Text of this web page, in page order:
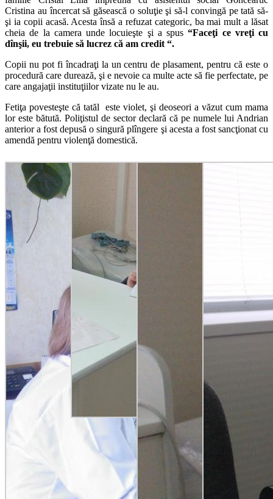
Cristina au încercat să găsească o soluţie şi să-l convingă pe tată să-
şi ia copii acasă. Acesta însă a refuzat categoric, ba mai mult a lăsat
cheia de la camera unde locuieşte şi a spus“Faceţi ce vreţi cu
dînşii, eu trebuie să lucrez că am credit “.
Copii nu pot fi încadraţi la un centru de plasament, pentru că este o
procedură care durează, şi e nevoie ca multe acte să fie perfectate, pe
care angajaţii instituţiilor vizate nu le au.
Fetiţa povesteşte că tatăl este violet, şi deoseori a văzut cum mama
lor este bătută. Poliţistul de sector declară că pe numele lui Andrian
anterior a fost depusă o singură plîngere şi acesta a fost sancţionat cu
amendă pentru violenţă domestică.